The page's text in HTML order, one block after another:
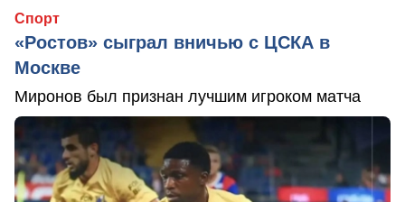
Спорт
«Ростов» сыграл вничью с ЦСКА в
Москве
Миронов был признан лучшим игроком матча